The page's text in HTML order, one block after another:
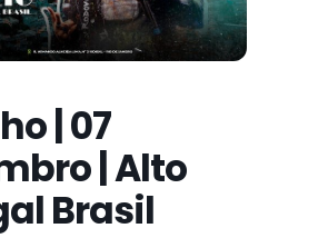
| 07
| Alto
Brasil